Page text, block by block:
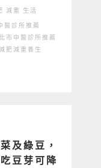
減重 生活
醫診所推薦
市中醫診所推薦
減肥 減重 養生
及綠豆，
豆芽可降